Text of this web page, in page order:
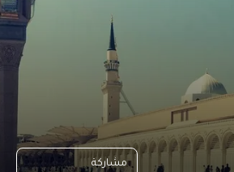
مشاركة